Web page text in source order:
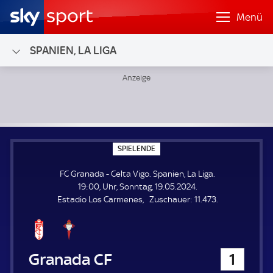
Menü
SPANIEN, LA LIGA
SPIELENDE
P
E
L
E
N
FC Granada - Celta Vigo. Spanien, La Liga.
19:00, Uhr, Sonntag, 19.05.2024.
Estadio Los Carmenes
Zuschauer: Z
11.473.
FC Granada 1